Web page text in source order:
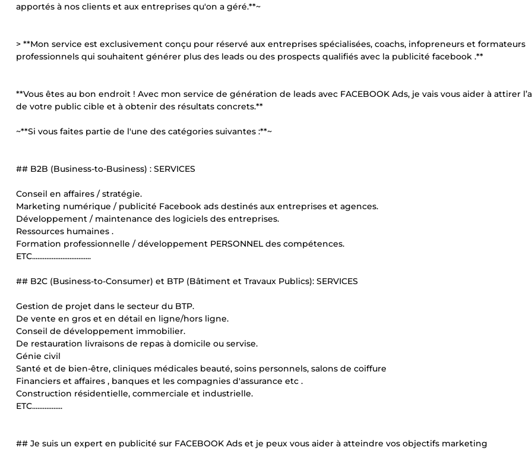
apportés à nos clients et aux entreprises qu'on a géré.**~
> **Mon service est exclusivement conçu pour réservé aux entreprises spécialisées, coachs, infopreneurs et formateurs
professionnels qui souhaitent générer plus des leads ou des prospects qualifiés avec la publicité facebook .**
**Vous êtes au bon endroit ! Avec mon service de génération de leads avec FACEBOOK Ads, je vais vous aider à attirer
de votre public cible et à obtenir des résultats concrets.**
~**Si vous faites partie de l'une des catégories suivantes :**~
## B2B (Business-to-Business) : SERVICES
Conseil en affaires / stratégie.
Marketing numérique / publicité Facebook ads destinés aux entreprises et agences.
Développement / maintenance des logiciels des entreprises.
Ressources humaines .
Formation professionnelle / développement PERSONNEL des compétences.
ETC.................................
## B2C (Business-to-Consumer) et BTP (Bâtiment et Travaux Publics): SERVICES
Gestion de projet dans le secteur du BTP.
De vente en gros et en détail en ligne/hors ligne.
Conseil de développement immobilier.
De restauration livraisons de repas à domicile ou servise.
Génie civil
Santé et de bien-être, cliniques médicales beauté, soins personnels, salons de coiffure
Financiers et affaires , banques et les compagnies d'assurance etc .
Construction résidentielle, commerciale et industrielle.
ETC.................
## Je suis un expert en publicité sur FACEBOOK Ads et je peux vous aider à atteindre vos objectifs marketing